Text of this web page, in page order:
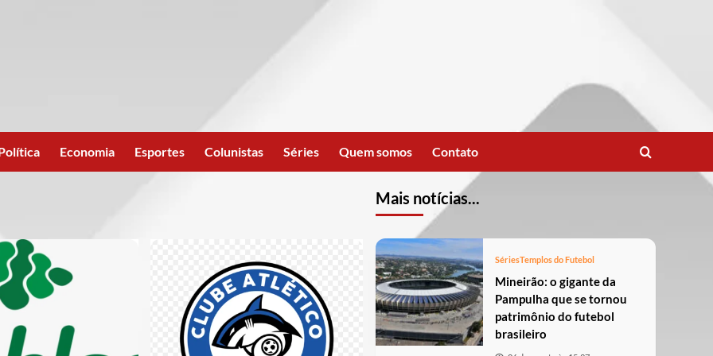
Economia Esportes Colunistas Séries Quem somos Contato
Mais notícias...
SériesTemplos do Futebol
Mineirão: o gigante da
Pampulha que se tornou
patrimônio do futebol
brasileiro